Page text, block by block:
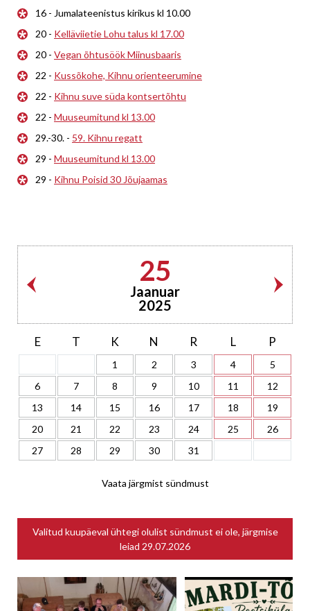
16 - Jumalateenistus kirikus kl 10.00
20 - Kelläviietie Lohu talus kl 17.00
20 - Vegan õhtusöök Miinusbaaris
22 - Kussõkohe, Kihnu orienteerumine
22 - Kihnu suve süda kontsertõhtu
22 - Muuseumitund kl 13.00
29.-30. - 59. Kihnu regatt
29 - Muuseumitund kl 13.00
29 - Kihnu Poisid 30 Jõujaamas
25
Jaanuar
2025
E T K N R L P
1 2 3 4
5
6
7 8 9 10 11
12
13
14 15 16 17 18
19
20
21 22 23 24 25
26
27
28 29 30 31
Vaata järgmist sündmust
Valitud kuupäeval ühtegi olulist sündmust ei ole, järgmise
leiad 29.07.2026